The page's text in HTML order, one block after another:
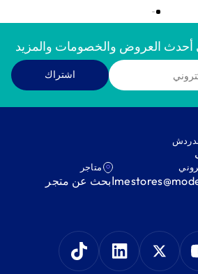
العروض والخصومات والمزيد
اشتراك
متاجر
ابحث عن متجر